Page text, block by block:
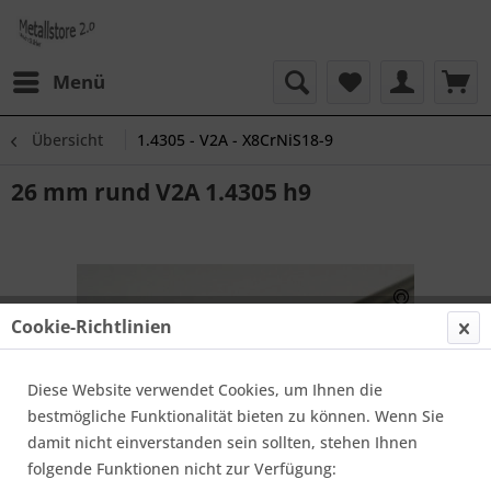
Menü
Übersicht 1.4305 - V2A - X8CrNiS18-9
26 mm rund V2A 1.4305 h9
Cookie-Richtlinien
Diese Website verwendet Cookies, um Ihnen die
bestmögliche Funktionalität bieten zu können. Wenn Sie
damit nicht einverstanden sein sollten, stehen Ihnen
folgende Funktionen nicht zur Verfügung: